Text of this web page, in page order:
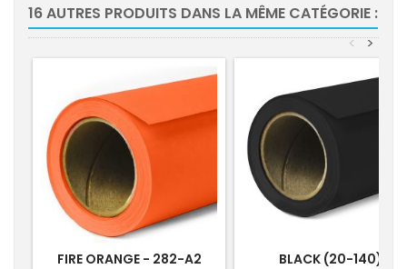
16 AUTRES PRODUITS DANS LA MÊME CATÉGORIE :
>
<
FIRE ORANGE - 282-A2 BLACK (20-140)